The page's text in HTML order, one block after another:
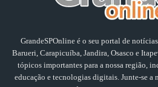
GrandeSPOnline é o seu portal de
Barueri, Carapicuíba, Jandira, Osasco e
tópicos importantes para a nossa região,
educação e tecnologias digitais. Junte-se a